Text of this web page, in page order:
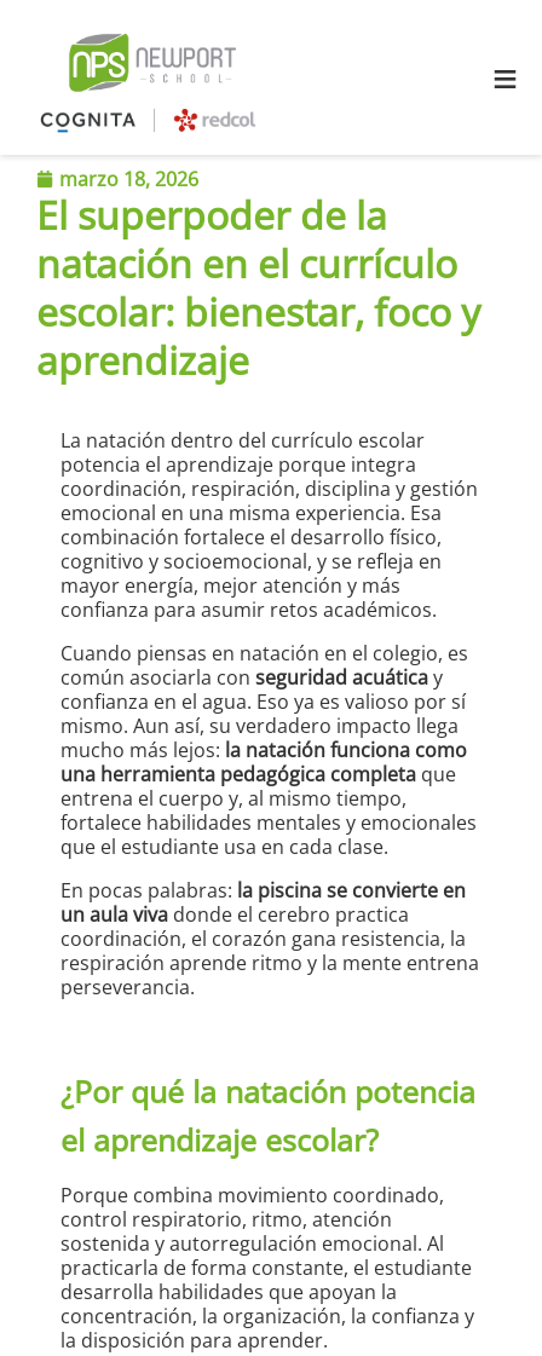
≡
marzo 18, 2026
El superpoder de la
natación en el currículo
escolar: bienestar, foco y
aprendizaje
La natación dentro del currículo escolar
potencia el aprendizaje porque integra
coordinación, respiración, disciplina y gestión
emocional en una misma experiencia. Esa
combinación fortalece el desarrollo físico,
cognitivo y socioemocional, y se refleja en
mayor energía, mejor atención y más
confianza para asumir retos académicos.
Cuando piensas en natación en el colegio, es
común asociarla con seguridad acuáticay
confianza en el agua. Eso ya es valioso por sí
mismo. Aun así, su verdadero impacto llega
mucho más lejos: la natación funciona como
una herramienta pedagógica completa que
entrena el cuerpo y, al mismo tiempo,
fortalece habilidades mentales y emocionales
que el estudiante usa en cada clase.
En pocas palabras: la piscina se convierte en
un aula viva donde el cerebro practica
coordinación, el corazón gana resistencia, la
respiración aprende ritmo y la mente entrena
perseverancia.
¿Por qué la natación potencia
el aprendizaje escolar?
Porque combina movimiento coordinado,
control respiratorio, ritmo, atención
sostenida y autorregulación emocional. Al
practicarla de forma constante, el estudiante
desarrolla habilidades que apoyan la
concentración, la organización, la confianza y
la disposición para aprender.